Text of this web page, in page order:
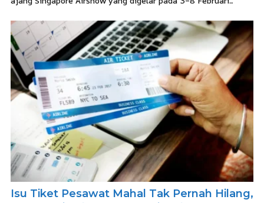
Isu Tiket Pesawat Mahal Tak Pernah Hilang,